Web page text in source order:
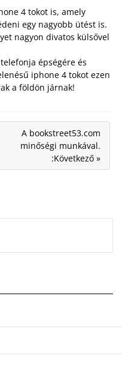
4 tokot is, amely
egy nagyobb ütést is.
nagyon divatos külsővel
épségére és
iphone 4 tokot ezen
a földön járnak!
A bookstreet53.com
minőségi munkával.
:Következő »